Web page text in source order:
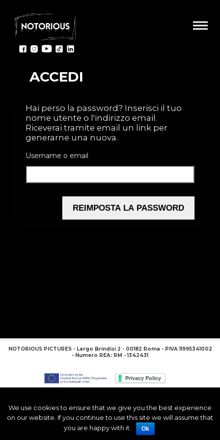
ACCEDI
Hai perso la password? Inserisci il tuo
nome utente o l'indirizzo email.
Riceverai tramite email un link per
generarne una nuova.
Username o email
NOTORIOUS PICTURES - Largo Brindisi 2 - 00182 Roma - PIVA 11995341002
- Numero REA: RM - 1342431
We use cookies to ensure that we give you the best experience
on our website. If you continue to use this site we will assume that
you are happy with it.
Ok